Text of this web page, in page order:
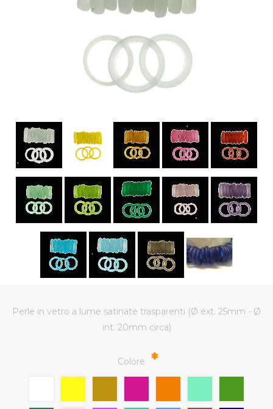
Perle in vetro a lume satinate trasparenti (Ø ext. 25mm - Ø
int. 20mm circa)
Colore *